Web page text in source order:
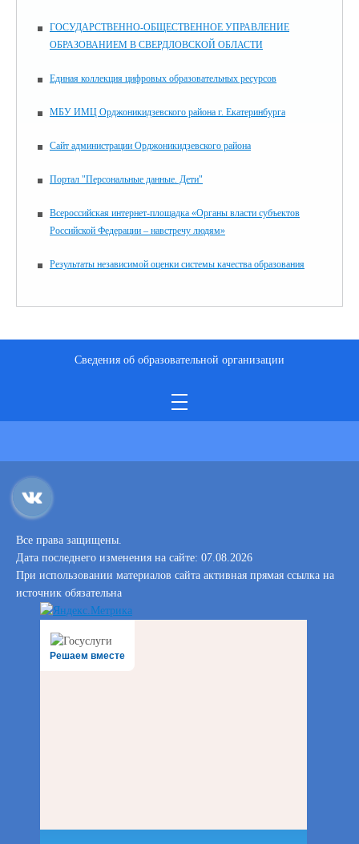
ГОСУДАРСТВЕННО-ОБЩЕСТВЕННОЕ УПРАВЛЕНИЕ
ОБРАЗОВАНИЕМ В СВЕРДЛОВСКОЙ ОБЛАСТИ
Единая коллекция цифровых образовательных ресурсов
МБУ ИМЦ Орджоникидзевского района г. Екатеринбурга
Сайт администрации Орджоникидзевского района
Портал "Персональные данные. Дети"
Всероссийская интернет-площадка «Органы власти субъектов
Российской Федерации – навстречу людям»
Результаты независимой оценки системы качества образования
Сведения об образовательной организации
Все права защищены.
Дата последнего изменения на сайте: 07.08.2026
При использовании материалов сайта активная прямая ссылка на
источник обязательна
Решаем вместе